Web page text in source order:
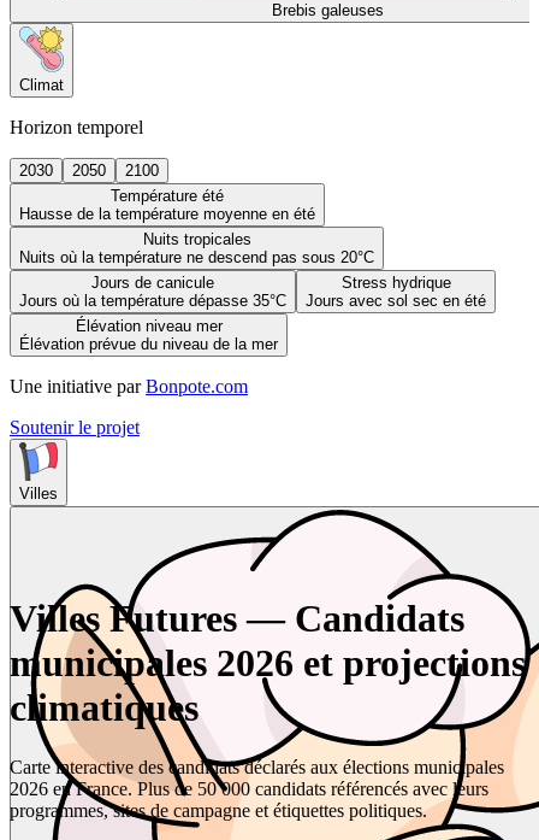
Brebis galeuses
Climat
Horizon temporel
2030 2050
2100
Température été
Hausse de la température moyenne en été
Nuits tropicales
Nuits où la température ne descend pas sous 20°C
Jours de canicule
Jours où la température dépasse 35°C
Stress hydrique
Jours avec sol sec en été
Élévation niveau mer
Élévation prévue du niveau de la mer
Une initiative par Bonpote.com
Soutenir le projet
Villes
Villes Futures — Candidats
municipales 2026 et projections
climatiques
Carte interactive des candidats déclarés aux élections municipales
2026 en France. Plus de 50 000 candidats référencés avec leurs
programmes, sites de campagne et étiquettes politiques.